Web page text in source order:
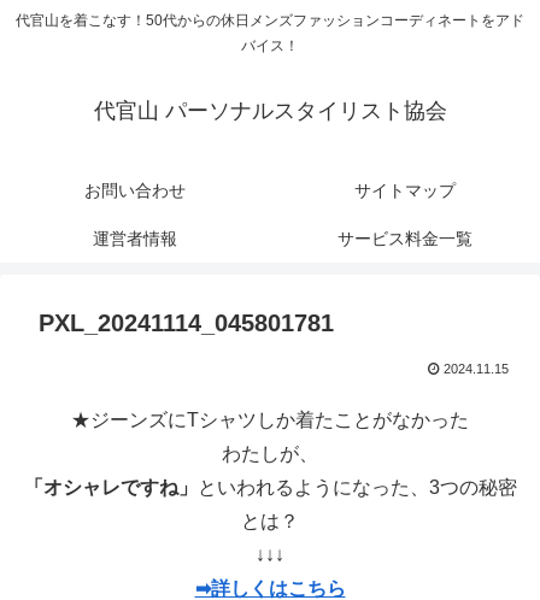
代官山を着こなす！50代からの休日メンズファッションコーディネートをアド
バイス！
代官山 パーソナルスタイリスト協会
お問い合わせ サイトマップ
運営者情報 サービス料金一覧
PXL_20241114_045801781
2024.11.15
★ジーンズにTシャツしか着たことがなかった
わたしが、
「オシャレですね」
といわれるようになった、3つの秘密
とは？
↓↓↓
➡詳しくはこちら